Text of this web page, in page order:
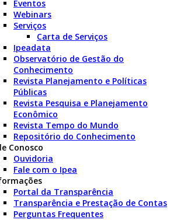
Eventos
Webinars
Serviços
Carta de Serviços
Ipeadata
Observatório de Gestão do
Conhecimento
Revista Planejamento e Políticas
Públicas
Revista Pesquisa e Planejamento
Econômico
Revista Tempo do Mundo
Repositório do Conhecimento
Conosco
Ouvidoria
Fale com o Ipea
Portal da Transparência
Transparência e Prestação de Contas
Perguntas Frequentes